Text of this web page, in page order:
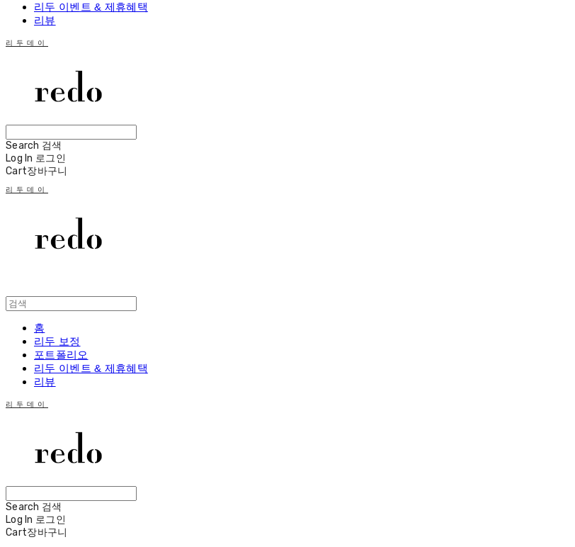
리두 이벤트 & 제휴혜택
리뷰
리두데이
Search 검색
Log In 로그인
Cart장바구니
리두데이
홈
리두 보정
포트폴리오
리두 이벤트 & 제휴혜택
리뷰
리두데이
Search 검색
Log In 로그인
Cart장바구니